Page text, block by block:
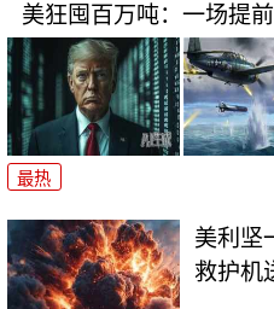
美狂囤百万吨：一场提
最热
美利坚
救护机